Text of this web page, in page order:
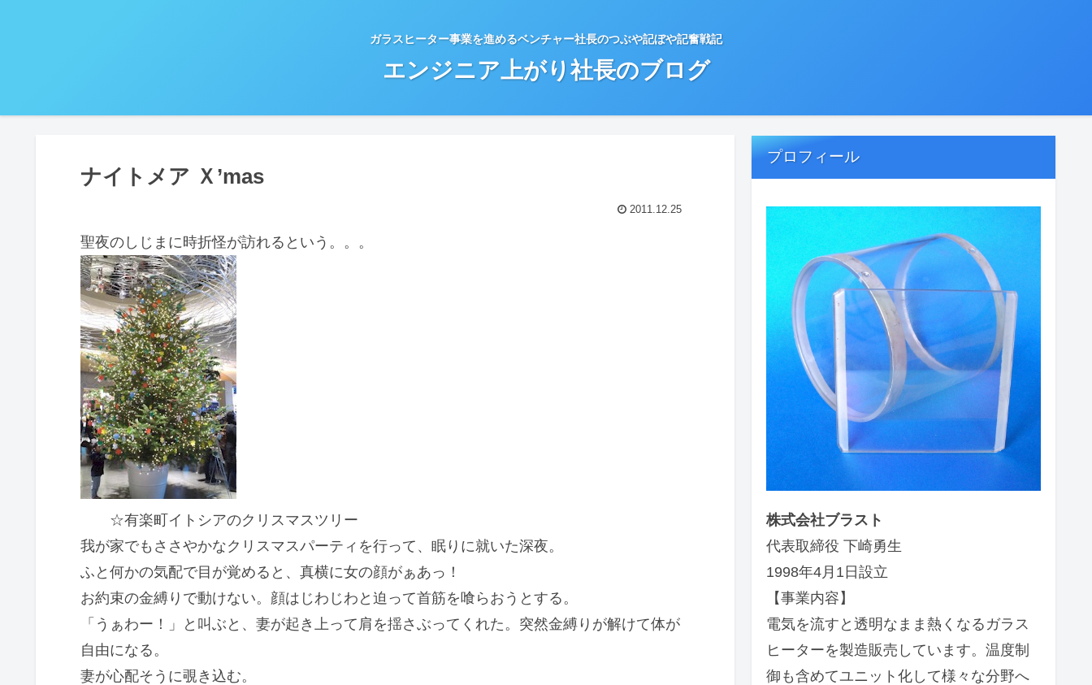
ガラスヒーター事業を進めるベンチャー社長のつぶや記ぼや記奮戦記
エンジニア上がり社長のブログ
ナイトメア Ｘ’mas
2011.12.25
聖夜のしじまに時折怪が訪れるという。。。
☆有楽町イトシアのクリスマスツリー
我が家でもささやかなクリスマスパーティを行って、眠りに就いた深夜。
ふと何かの気配で目が覚めると、真横に女の顔がぁあっ！
お約束の金縛りで動けない。顔はじわじわと迫って首筋を喰らおうとする。
「うぁわー！」と叫ぶと、妻が起き上って肩を揺さぶってくれた。突然金縛りが解けて体が
自由になる。
妻が心配そうに覗き込む。
プロフィール
株式会社ブラスト
代表取締役 下崎勇生
1998年4月1日設立
【事業内容】
電気を流すと透明なまま熱くなるガラス
ヒーターを製造販売しています。温度制
御も含めてユニット化して様々な分野へ